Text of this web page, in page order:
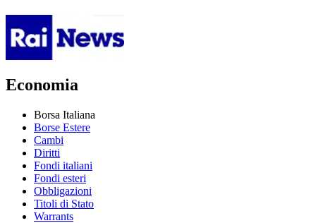
Economia
Borsa Italiana
Borse Estere
Cambi
Diritti
Fondi italiani
Fondi esteri
Obbligazioni
Titoli di Stato
Warrants